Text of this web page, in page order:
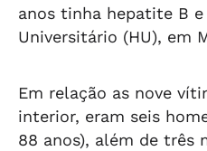
anos tinha hepatite B
Universitário (HU), em
Em relação as nove
interior, eram seis
88 anos), além de três